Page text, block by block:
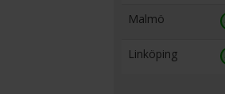
Malmö
Linköping